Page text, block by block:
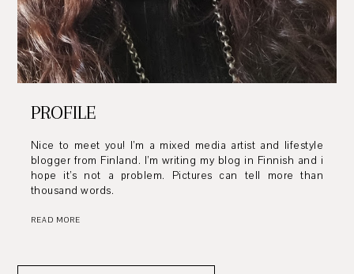
PROFILE
Nice to meet you! I’m a mixed media artist and lifestyle
blogger from Finland. I’m writing my blog in Finnish and i
hope it’s not a problem. Pictures can tell more than
thousand words.
READ MORE